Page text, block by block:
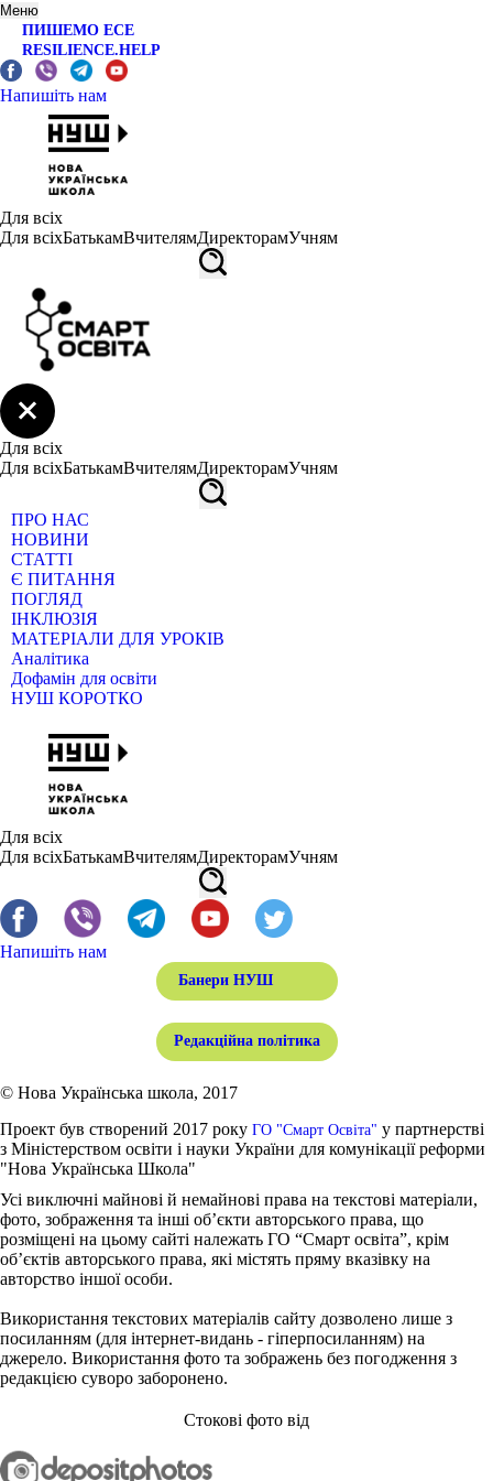
Меню
ПИШЕМО ЕСЕ
RESILIENCE.HELP
Напишіть нам
Для всіх
Для всіхБатькамВчителямДиректорамУчням
Для всіх
Для всіхБатькамВчителямДиректорамУчням
ПРО НАС
НОВИНИ
СТАТТІ
Є ПИТАННЯ
ПОГЛЯД
ІНКЛЮЗІЯ
МАТЕРІАЛИ ДЛЯ УРОКІВ
Аналітика
Дофамін для освіти
НУШ КОРОТКО
Для всіх
Для всіхБатькамВчителямДиректорамУчням
Напишіть нам
Банери НУШ
Редакційна політика
© Нова Українська школа, 2017
Проект був створений 2017 року ГО "Смарт Освіта" у партнерстві
з Міністерством освіти і науки України для комунікації реформи
"Нова Українська Школа"
Усі виключні майнові й немайнові права на текстові матеріали,
фото, зображення та інші об’єкти авторського права, що
розміщені на цьому сайті належать ГО “Смарт освіта”, крім
об’єктів авторського права, які містять пряму вказівку на
авторство іншої особи.
Використання текстових матеріалів сайту дозволено лише з
посиланням (для інтернет-видань - гіперпосиланням) на
джерело. Використання фото та зображень без погодження з
редакцією суворо заборонено.
Стокові фото від